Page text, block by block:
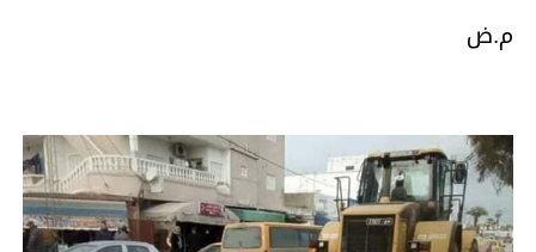
م.ض